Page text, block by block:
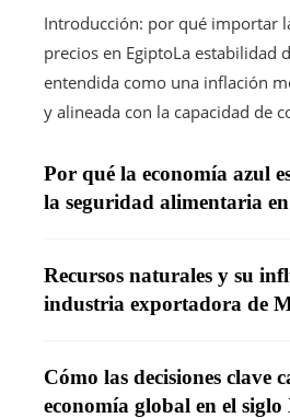
Introducción: por qué importar
precios en EgiptoLa estabilidad
entendida como una inflación
y alineada con la capacidad de
Por qué la economía azul
la seguridad alimentaria
Recursos naturales y su
industria exportadora de
Cómo las decisiones clave
economía global en el siglo